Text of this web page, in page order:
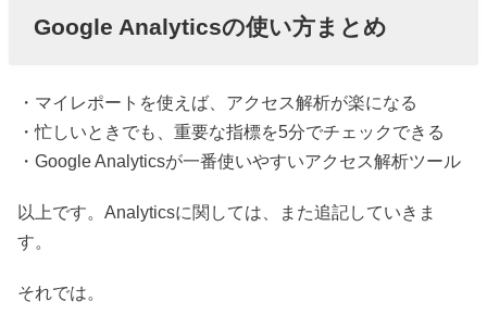
Google Analyticsの使い方まとめ
・マイレポートを使えば、アクセス解析が楽になる
・忙しいときでも、重要な指標を5分でチェックできる
・Google Analyticsが一番使いやすいアクセス解析ツール
以上です。Analyticsに関しては、また追記していきま
す。
それでは。